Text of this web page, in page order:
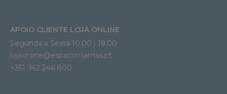
APOIO CLIENTE LOJA ONLINE
Segunda a Sexta 10:00 › 19:00
lojaonline@espacomamas.pt
+351 962 246 800